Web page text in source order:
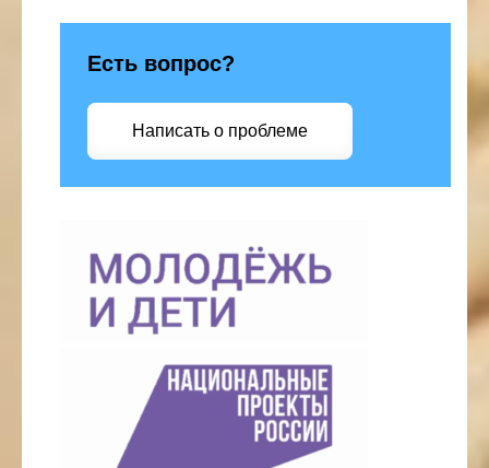
Есть вопрос?
Написать о проблеме